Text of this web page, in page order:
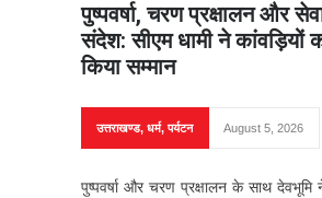
पुष्पवर्षा, चरण प्रक्षालन और
संदेश: सीएम धामी ने कांवड़ियों
किया सम्मान
उत्तराखण्ड, धर्म,पर्यटन August 5, 2026
पुष्पवर्षा और चरण प्रक्षालन के साथ देवभूमि